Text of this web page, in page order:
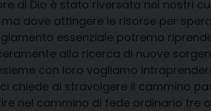
di Dio è stato riversato nei nostri
dove attingere le risorse per
essenziale potremo
alla ricerca di nuove
con loro vogliamo
ci chiede di stravolgere il cammino
nel cammino di fede ordinario tre